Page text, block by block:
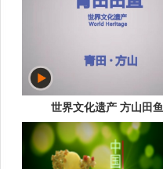
世界文化遗产 方山田鱼